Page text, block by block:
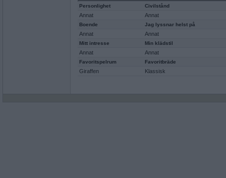
Personlighet
Civilstånd
Annat Annat
Boende Jag lyssnar helst på
Annat Annat
Mitt intresse Min klädstil
Annat Annat
Favoritspelrum Favoritbräde
Giraffen Klassisk